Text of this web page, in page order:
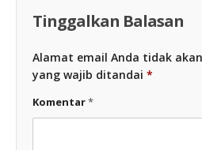
Tinggalkan Balasan
Alamat email Anda tidak
yang wajib ditandai *
Komentar*